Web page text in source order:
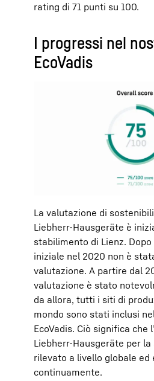
rating di 71 punti su 100.
I progressi nel
EcoVadis
La valutazione di
Liebherr-Hausgeräte è
stabilimento di Lienz.
iniziale nel 2020 non è
valutazione. A partire dal
valutazione è stato
da allora, tutti i siti di
mondo sono stati inclusi
EcoVadis. Ciò significa che
Liebherr-Hausgeräte per
rilevato a livello globale ed
continuamente.